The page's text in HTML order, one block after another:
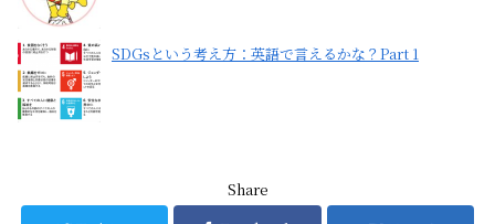
SDGsという考え方：英語で言えるかな？Part 1
Share